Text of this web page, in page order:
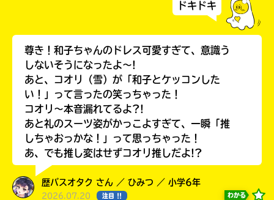
書店に届いた
みんなからのお手紙が
ドキドキ
尊き！和子ちゃんのドレス可愛すぎて、意識う
しないそうになったよ〜!
あと、コオリ（雪）が「和子とケッコンした
い！」って言ったの笑っちゃった！
コオリ〜本音漏れてるよ?!
あと礼のスーツ姿がかっこよすぎて、一瞬「推
しちゃおっかな！」って思っちゃった！
あ、でも推し変はせずコオリ推しだよ!?
歴バスオタク さん ／ ひみつ ／ 小学6年
2026.07.20 注目 !! わかる